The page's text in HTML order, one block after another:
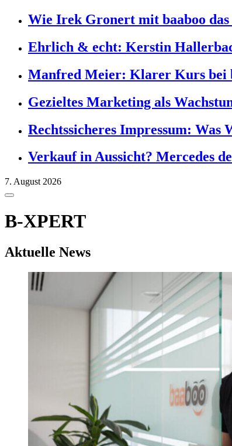
Wie Irek Gronert mit baaboo
Ehrlich & echt: Kerstin
Manfred Meier: Klarer Kurs bei
Gezieltes Marketing als
Rechtssicheres Impressum: Was
Verkauf in Aussicht? Mercedes
7. August 2026
B-XPERT
Aktuelle News